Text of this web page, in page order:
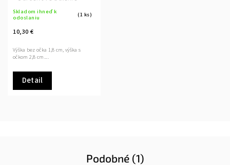
Skladom ihneď k
odoslaniu
(1 ks)
10,30 €
Detail
Výška bez očka 1,8 cm, výška s
očkom 2,8 cm....
Podobné (1)